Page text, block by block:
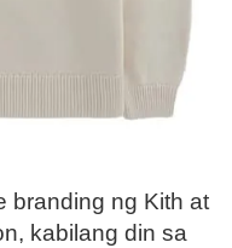
branding ng Kith at
kabilang din sa